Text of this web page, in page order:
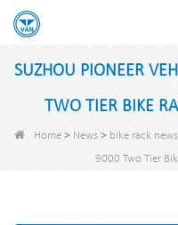
SUZHOU PIONEER
TWO TIER BIKE
Home> News> bike rack news
9000 Two Tier